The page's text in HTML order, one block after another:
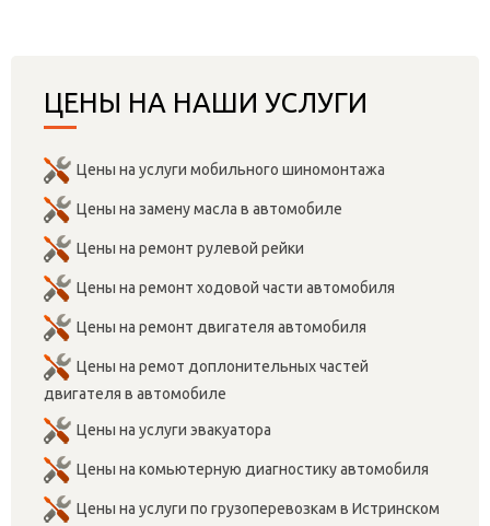
ЦЕНЫ НА НАШИ УСЛУГИ
Цены на услуги мобильного шиномонтажа
Цены на замену масла в автомобиле
Цены на ремонт рулевой рейки
Цены на ремонт ходовой части автомобиля
Цены на ремонт двигателя автомобиля
Цены на ремот доплонительных частей
двигателя в автомобиле
Цены на услуги эвакуатора
Цены на комьютерную диагностику автомобиля
Цены на услуги по грузоперевозкам в Истринском